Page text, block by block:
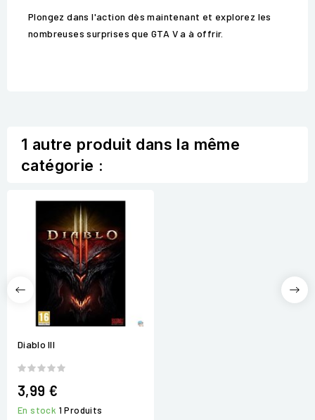
Plongez dans l'action dès maintenant et explorez les
nombreuses surprises que GTA V a à offrir.
1 autre produit dans la même
catégorie :
Diablo III
3,99 €
En stock 1 Produits